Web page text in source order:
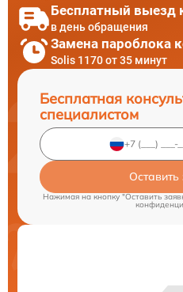
Бесплатный выезд
в день обращения
Замена пароблока
Solis 1170 от 35 минут
Бесплатная
специалистом
Оставить
Нажимая на кнопку "Оставить